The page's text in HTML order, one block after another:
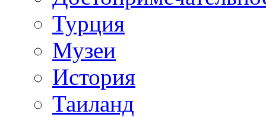
Турция
Музеи
История
Таиланд